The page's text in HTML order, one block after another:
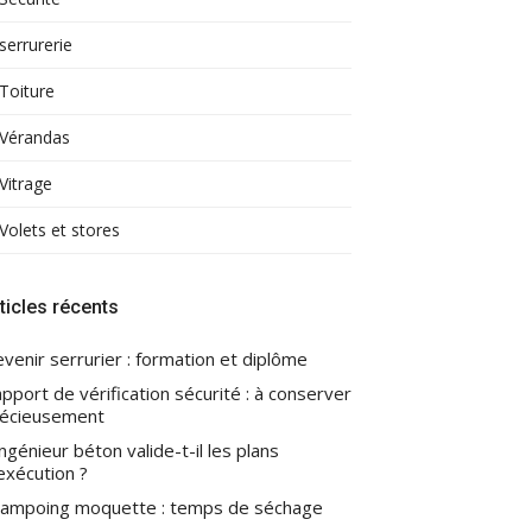
serrurerie
Toiture
Vérandas
Vitrage
Volets et stores
récents
serrurier : formation et diplôme
de vérification sécurité : à conserver
béton valide-t-il les plans
?
moquette : temps de séchage